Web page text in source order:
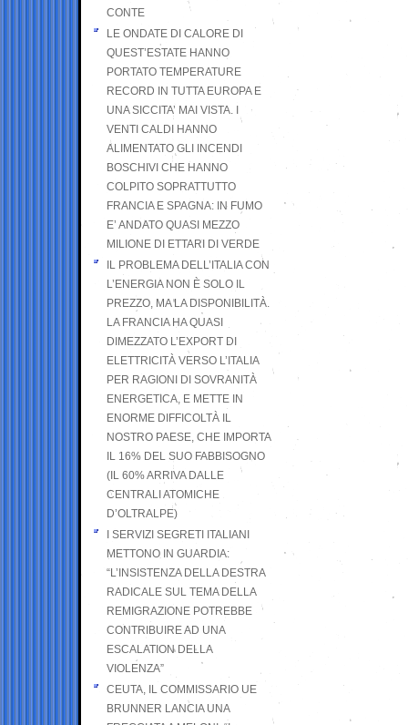
CONTE
LE ONDATE DI CALORE DI
QUEST’ESTATE HANNO
PORTATO TEMPERATURE
RECORD IN TUTTA EUROPA E
UNA SICCITA’ MAI VISTA. I
VENTI CALDI HANNO
ALIMENTATO GLI INCENDI
BOSCHIVI CHE HANNO
COLPITO SOPRATTUTTO
FRANCIA E SPAGNA: IN FUMO
E’ ANDATO QUASI MEZZO
MILIONE DI ETTARI DI VERDE
IL PROBLEMA DELL’ITALIA CON
L’ENERGIA NON È SOLO IL
PREZZO, MA LA DISPONIBILITÀ.
LA FRANCIA HA QUASI
DIMEZZATO L’EXPORT DI
ELETTRICITÀ VERSO L’ITALIA
PER RAGIONI DI SOVRANITÀ
ENERGETICA, E METTE IN
ENORME DIFFICOLTÀ IL
NOSTRO PAESE, CHE IMPORTA
IL 16% DEL SUO FABBISOGNO
(IL 60% ARRIVA DALLE
CENTRALI ATOMICHE
D’OLTRALPE)
I SERVIZI SEGRETI ITALIANI
METTONO IN GUARDIA:
“L’INSISTENZA DELLA DESTRA
RADICALE SUL TEMA DELLA
REMIGRAZIONE POTREBBE
CONTRIBUIRE AD UNA
ESCALATION DELLA
VIOLENZA”
CEUTA, IL COMMISSARIO UE
BRUNNER LANCIA UNA